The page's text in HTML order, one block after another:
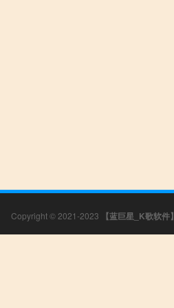
Copyright © 2021-2023 【蓝巨星_K歌软件】